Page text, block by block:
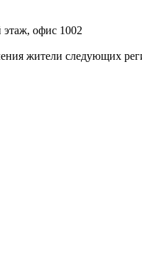
этаж, офис 1002
жители следующих